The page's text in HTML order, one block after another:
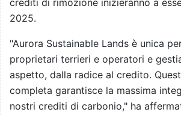
crediti di rimozione inizieranno a
2025.
"Aurora Sustainable Lands è unica
proprietari terrieri e operatori e
aspetto, dalla radice al credito.
completa garantisce la massima
nostri crediti di carbonio," ha